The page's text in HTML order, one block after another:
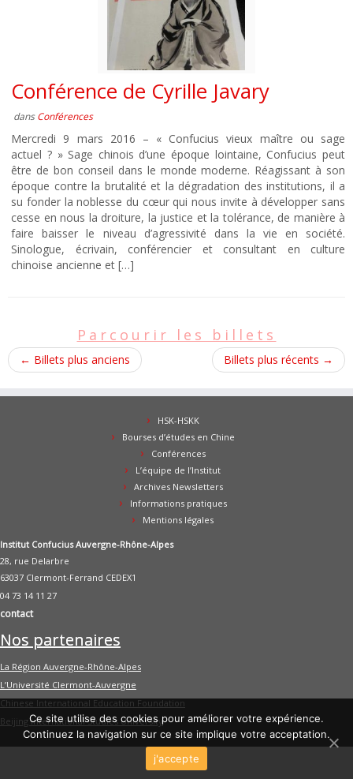
Conférence de Cyrille Javary
dansConférences
Mercredi 9 mars 2016 – « Confucius vieux maître ou sage
actuel ? » Sage chinois d’une époque lointaine, Confucius peut
être de bon conseil dans le monde moderne. Réagissant à son
époque contre la brutalité et la dégradation des institutions, il a
su fonder la noblesse du cœur qui nous invite à développer sans
cesse en nous la droiture, la justice et la tolérance, de manière à
faire baisser le niveau d’agressivité dans la vie en société.
Sinologue, écrivain, conférencier et consultant en culture
chinoise ancienne et […]
Parcourir les billets
← Billets plus anciens Billets plus récents →
HSK-HSKK
Bourses d’études en Chine
Conférences
L’équipe de l’Institut
Archives Newsletters
Informations pratiques
Mentions légales
Institut Confucius Auvergne-Rhône-Alpes
28, rue Delarbre
63037 Clermont-Ferrand CEDEX1
04 73 14 11 27
contact
Nos partenaires
La Région Auvergne-Rhône-Alpes
L’Université Clermont-Auvergne
Chinese International Education Foundation
Beijing International Studies University
Ce site utilise des cookies pour améliorer votre expérience.
Continuez la navigation sur ce site implique votre acceptation.
j'accepte